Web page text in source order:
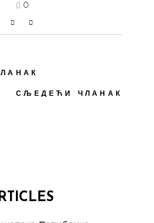
0
СЉЕДЕЋИ ЧЛАНАК